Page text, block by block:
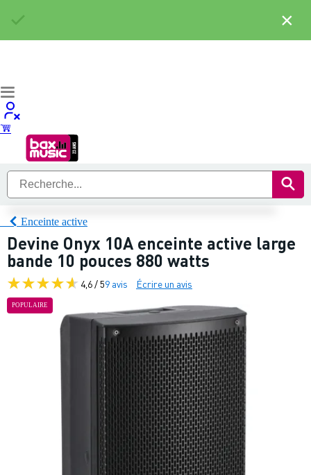
Enceinte active
Devine Onyx 10A enceinte active large
bande 10 pouces 880 watts
4,6 / 59 avis Écrire un avis
POPULAIRE
×